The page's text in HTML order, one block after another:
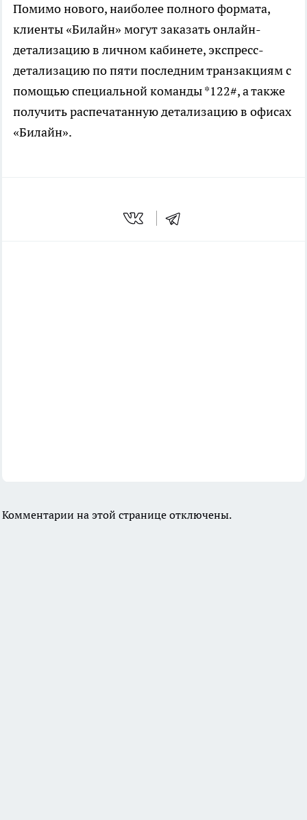
Помимо нового, наиболее полного формата,
клиенты «Билайн» могут заказать онлайн-
детализацию в личном кабинете, экспресс-
детализацию по пяти последним транзакциям с
помощью специальной команды *122#, а также
получить распечатанную детализацию в офисах
«Билайн».
Комментарии на этой странице отключены.